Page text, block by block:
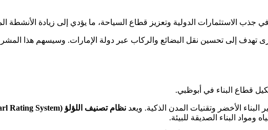
الاستثمارات الدولية وتعزيز قطاع السياحة، ما يؤدي إلى زيادة الأنشطة
تهدف إلى تحسين نقل البضائع والركاب عبر دولة الإمارات. وسيسهم هذا
قطاع البناء في أبوظبي.
البناء الأخضر وتقنيات المدن الذكية. ويعد نظام تصنيف اللؤلؤ (Estidama Pearl Rating System)
البناء الصديقة للبيئة.